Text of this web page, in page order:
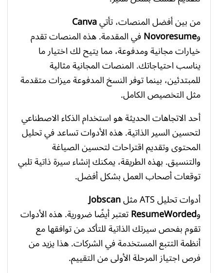
من بين أفضل المنصات، تأتيCanva
وNovoresumeفي المقدمة. هذه المنصات تقدم
خيارات مجانية ومدفوعة، مما يتيح لك اختيار ما
يناسب احتياجاتك. المنصات المجانية مثالية
للمبتدئين، بينما توفر النسخ المدفوعة ميزات متقدمة
مثل التخصيص الكامل.
أحد الاتجاهات الحديثة هو استخدام الذكاء الاصطناعي
لتحسين السير الذاتية. هذه الأدوات تساعد في تحليل
المحتوى وتقديم اقتراحات لتحسين الصياغة
والتنسيق. بهذه الطريقة، يمكنك إنشاء سيرة ذاتية تلبي
توقعات أصحاب العمل بشكل أفضل.
أدوات تحليل ATS مثل
Jobscan
وResumeWordedتعتبر أيضًا ضرورية. هذه الأدوات
تقوم بفحص سيرتك الذاتية للتأكد من توافقها مع
أنظمة التتبع المستخدمة في الشركات. هذا يزيد من
فرص اجتياز المرحلة الأولى من التقييم.